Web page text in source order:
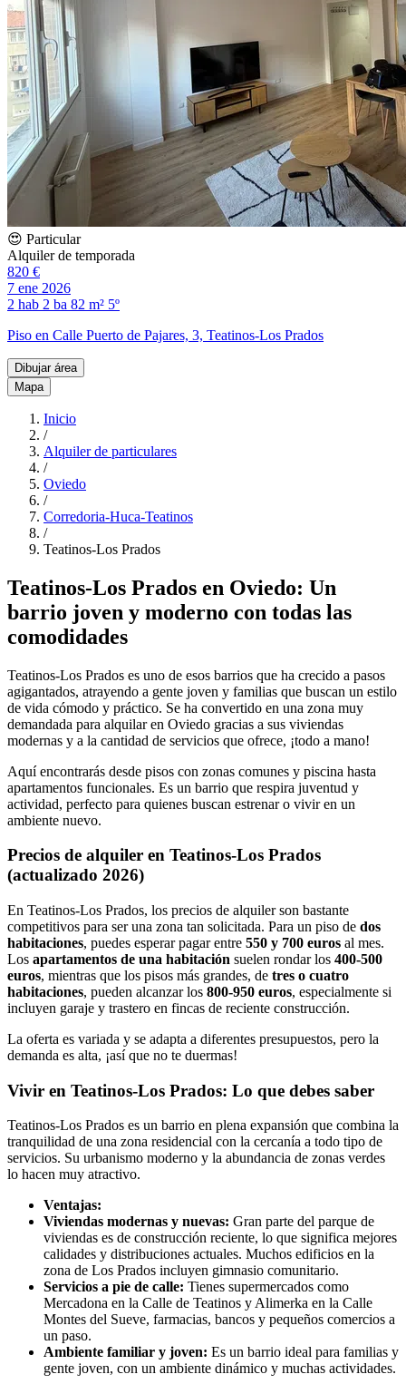
😍 Particular
Alquiler de temporada
820 €
7 ene 2026
2 hab 2 ba 82 m² 5º
Piso en Calle Puerto de Pajares, 3, Teatinos-Los Prados
Dibujar área
Mapa
Inicio
/
Alquiler de particulares
/
Oviedo
/
Corredoria-Huca-Teatinos
/
Teatinos-Los Prados
Teatinos-Los Prados en Oviedo: Un
barrio joven y moderno con todas las
comodidades
Teatinos-Los Prados es uno de esos barrios que ha crecido a pasos
agigantados, atrayendo a gente joven y familias que buscan un estilo
de vida cómodo y práctico. Se ha convertido en una zona muy
demandada para alquilar en Oviedo gracias a sus viviendas
modernas y a la cantidad de servicios que ofrece, ¡todo a mano!
Aquí encontrarás desde pisos con zonas comunes y piscina hasta
apartamentos funcionales. Es un barrio que respira juventud y
actividad, perfecto para quienes buscan estrenar o vivir en un
ambiente nuevo.
Precios de alquiler en Teatinos-Los Prados
(actualizado 2026)
En Teatinos-Los Prados, los precios de alquiler son bastante
competitivos para ser una zona tan solicitada. Para un piso de dos
habitaciones, puedes esperar pagar entre 550 y 700 euros al mes.
Los apartamentos de una habitación suelen rondar los 400-500
euros, mientras que los pisos más grandes, de tres o cuatro
habitaciones, pueden alcanzar los 800-950 euros, especialmente si
incluyen garaje y trastero en fincas de reciente construcción.
La oferta es variada y se adapta a diferentes presupuestos, pero la
demanda es alta, ¡así que no te duermas!
Vivir en Teatinos-Los Prados: Lo que debes saber
Teatinos-Los Prados es un barrio en plena expansión que combina la
tranquilidad de una zona residencial con la cercanía a todo tipo de
servicios. Su urbanismo moderno y la abundancia de zonas verdes
lo hacen muy atractivo.
Ventajas:
Viviendas modernas y nuevas: Gran parte del parque de
viviendas es de construcción reciente, lo que significa mejores
calidades y distribuciones actuales. Muchos edificios en la
zona de Los Prados incluyen gimnasio comunitario.
Servicios a pie de calle: Tienes supermercados como
Mercadona en la Calle de Teatinos y Alimerka en la Calle
Montes del Sueve, farmacias, bancos y pequeños comercios a
un paso.
Ambiente familiar y joven: Es un barrio ideal para familias y
gente joven, con un ambiente dinámico y muchas actividades.